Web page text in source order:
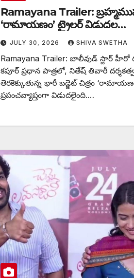
Ramayana Trailer:
‘రామాయణం’ ట్రైలర్ విడుదల…
JULY 30, 2026 SHIVA SWETHA
Ramayana Trailer: బాలీవుడ్ స్టార్ హీరో
కపూర్ ప్రధాన పాత్రలో, నితేష్ తివారీ
తెరకెక్కుతున్న భారీ బడ్జెట్ చిత్రం
ప్రపంచవ్యాప్తంగా విడుదలైంది.…